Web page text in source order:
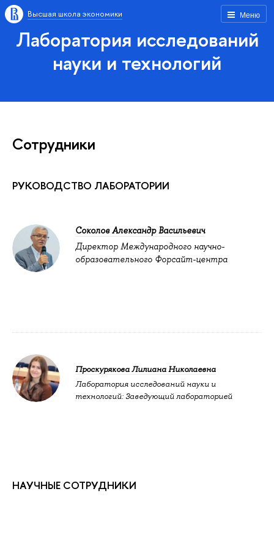
Меню
Высшая школа экономики
Лаборатория исследований
науки и технологий
Сотрудники
РУКОВОДСТВО ЛАБОРАТОРИИ
Соколов Александр Васильевич
Директор Международного научно-
образовательного Форсайт-центра
Проскурякова Лилиана Николаевна
Лаборатория исследований науки и
технологий: Заведующий лабораторией
НАУЧНЫЕ СОТРУДНИКИ